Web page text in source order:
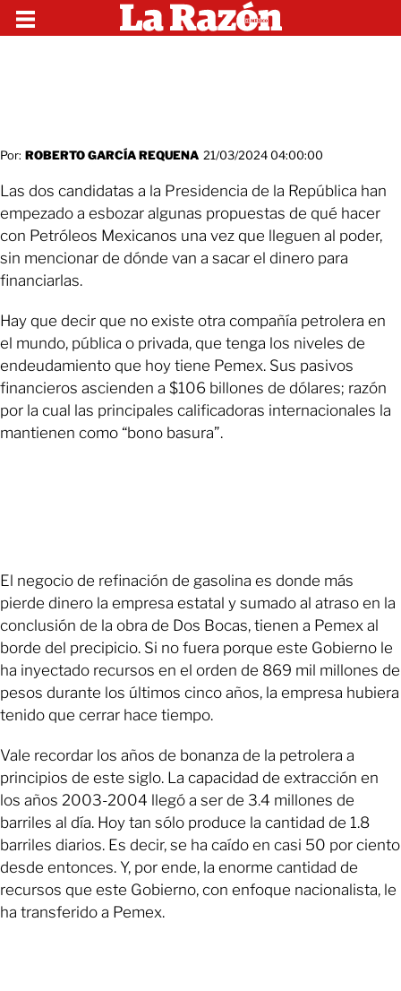
Por: ROBERTO GARCÍA REQUENA 21/03/2024 04:00:00
Las dos candidatas a la Presidencia de la República han
empezado a esbozar algunas propuestas de qué hacer
con Petróleos Mexicanos una vez que lleguen al poder,
sin mencionar de dónde van a sacar el dinero para
financiarlas.
Hay que decir que no existe otra compañía petrolera en
el mundo, pública o privada, que tenga los niveles de
endeudamiento que hoy tiene Pemex. Sus pasivos
financieros ascienden a $106 billones de dólares; razón
por la cual las principales calificadoras internacionales la
mantienen como “bono basura”.
El negocio de refinación de gasolina es donde más
pierde dinero la empresa estatal y sumado al atraso en la
conclusión de la obra de Dos Bocas, tienen a Pemex al
borde del precipicio. Si no fuera porque este Gobierno le
ha inyectado recursos en el orden de 869 mil millones de
pesos durante los últimos cinco años, la empresa hubiera
tenido que cerrar hace tiempo.
Vale recordar los años de bonanza de la petrolera a
principios de este siglo. La capacidad de extracción en
los años 2003-2004 llegó a ser de 3.4 millones de
barriles al día. Hoy tan sólo produce la cantidad de 1.8
barriles diarios. Es decir, se ha caído en casi 50 por ciento
desde entonces. Y, por ende, la enorme cantidad de
recursos que este Gobierno, con enfoque nacionalista, le
ha transferido a Pemex.